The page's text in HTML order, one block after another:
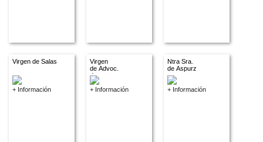
Virgen de Salas
+ Información
Virgen
de Advoc.
descon.
+ Información
Ntra Sra.
de Aspurz
+ Información